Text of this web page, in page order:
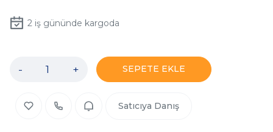
2iş gününde kargoda
- + SEPETE EKLE
Satıcıya Danış